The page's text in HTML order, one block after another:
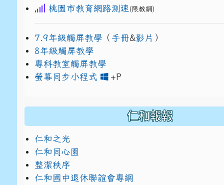
桃園市教育網路測速 (限教網)
7.9年級觸屏教學 （ 手冊&影片 ）
8年級觸屏教學
專科教室觸屏教學
螢幕同步小程式
+Plink to https://
link to https://
仁和報報
仁和之光
仁和同心園
整潔秩序
仁和國中退休聯誼會專網